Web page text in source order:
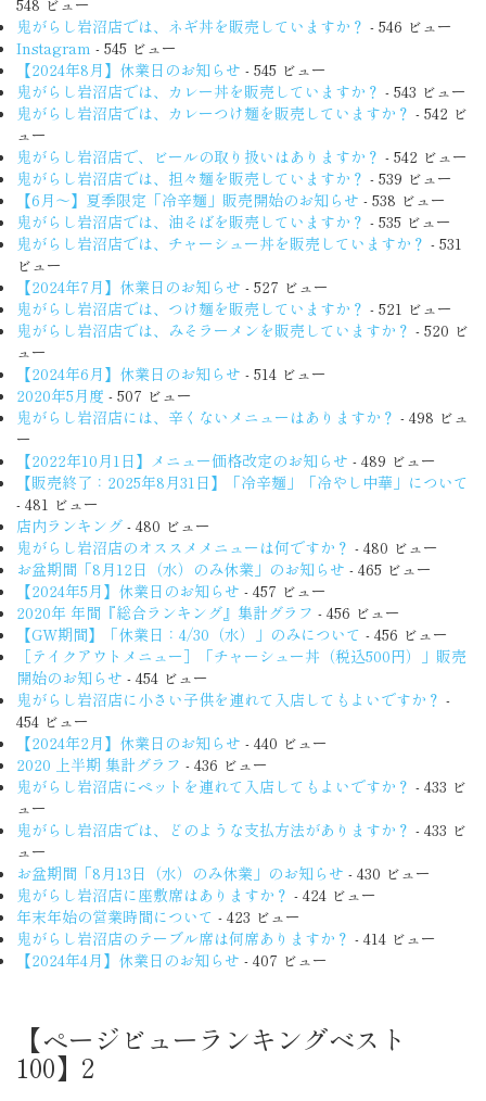
鬼がらし岩沼店では、ネギ丼を販売していますか？ - 546 ビュー
Instagram - 545 ビュー
【2024年8月】休業日のお知らせ - 545 ビュー
鬼がらし岩沼店では、カレー丼を販売していますか？ - 543 ビュー
鬼がらし岩沼店では、カレーつけ麺を販売していますか？ - 542 ビ
ュー
鬼がらし岩沼店で、ビールの取り扱いはありますか？ - 542 ビュー
鬼がらし岩沼店では、担々麺を販売していますか？ - 539 ビュー
【6月〜】夏季限定「冷辛麺」販売開始のお知らせ - 538 ビュー
鬼がらし岩沼店では、油そばを販売していますか？ - 535 ビュー
鬼がらし岩沼店では、チャーシュー丼を販売していますか？ - 531
ビュー
【2024年7月】休業日のお知らせ - 527 ビュー
鬼がらし岩沼店では、つけ麺を販売していますか？ - 521 ビュー
鬼がらし岩沼店では、みそラーメンを販売していますか？ - 520 ビ
ュー
【2024年6月】休業日のお知らせ - 514 ビュー
2020年5月度 - 507 ビュー
鬼がらし岩沼店には、辛くないメニューはありますか？ - 498 ビュ
ー
【2022年10月1日】メニュー価格改定のお知らせ - 489 ビュー
【販売終了：2025年8月31日】「冷辛麺」「冷やし中華」について
- 481 ビュー
店内ランキング - 480 ビュー
鬼がらし岩沼店のオススメメニューは何ですか？ - 480 ビュー
お盆期間「8月12日（水）のみ休業」のお知らせ - 465 ビュー
【2024年5月】休業日のお知らせ - 457 ビュー
2020年 年間『総合ランキング』集計グラフ - 456 ビュー
【GW期間】「休業日：4/30（水）」のみについて - 456 ビュー
［テイクアウトメニュー］「チャーシュー丼（税込500円）」販売
開始のお知らせ - 454 ビュー
鬼がらし岩沼店に小さい子供を連れて入店してもよいですか？ -
454 ビュー
【2024年2月】休業日のお知らせ - 440 ビュー
2020 上半期 集計グラフ - 436 ビュー
鬼がらし岩沼店にペットを連れて入店してもよいですか？ - 433 ビ
ュー
鬼がらし岩沼店では、どのような支払方法がありますか？ - 433 ビ
ュー
お盆期間「8月13日（水）のみ休業」のお知らせ - 430 ビュー
鬼がらし岩沼店に座敷席はありますか？ - 424 ビュー
年末年始の営業時間について - 423 ビュー
鬼がらし岩沼店のテーブル席は何席ありますか？ - 414 ビュー
【2024年4月】休業日のお知らせ - 407 ビュー
【ページビューランキングベスト
100】2